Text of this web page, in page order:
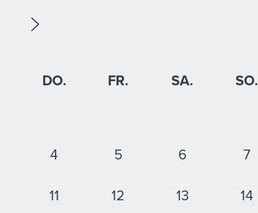
DO. FR. SA. SO.
4 5 6 7
11 12 13 14